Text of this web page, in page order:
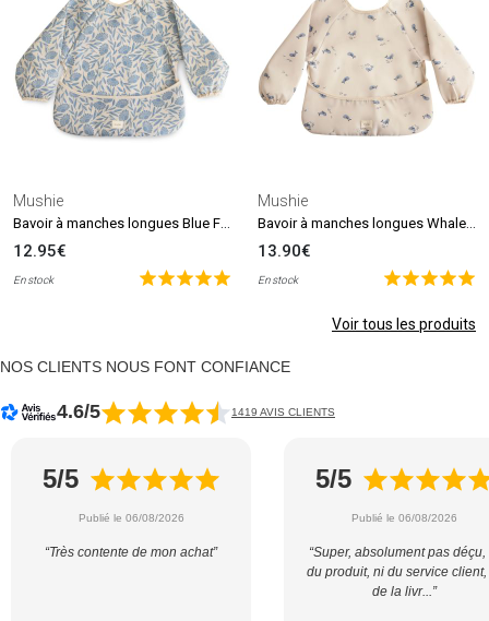
Mushie
12.95€
En stock
Mushie
13.90€
En stock
Voir tous les produits
NOS CLIENTS NOUS FONT CONFIANCE
4.6/5 1419 AVIS CLIENTS
5/5
Publié le 06/08/2026
“Très contente de mon achat”
5/5
Publié le 06/08/2026
“Super, absolument pas déçu,
du produit, ni du service
de la livr...”